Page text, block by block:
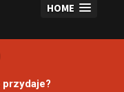
HOME